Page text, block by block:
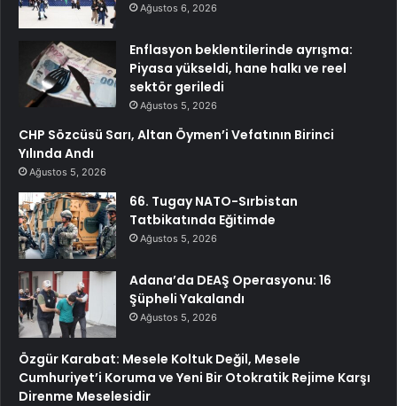
Ağustos 6, 2026
Enflasyon beklentilerinde ayrışma:
Piyasa yükseldi, hane halkı ve reel
sektör geriledi
Ağustos 5, 2026
CHP Sözcüsü Sarı, Altan Öymen’i Vefatının Birinci
Yılında Andı
Ağustos 5, 2026
66. Tugay NATO-Sırbistan
Tatbikatında Eğitimde
Ağustos 5, 2026
Adana’da DEAŞ Operasyonu: 16
Şüpheli Yakalandı
Ağustos 5, 2026
Özgür Karabat: Mesele Koltuk Değil, Mesele
Cumhuriyet’i Koruma ve Yeni Bir Otokratik Rejime Karşı
Direnme Meselesidir